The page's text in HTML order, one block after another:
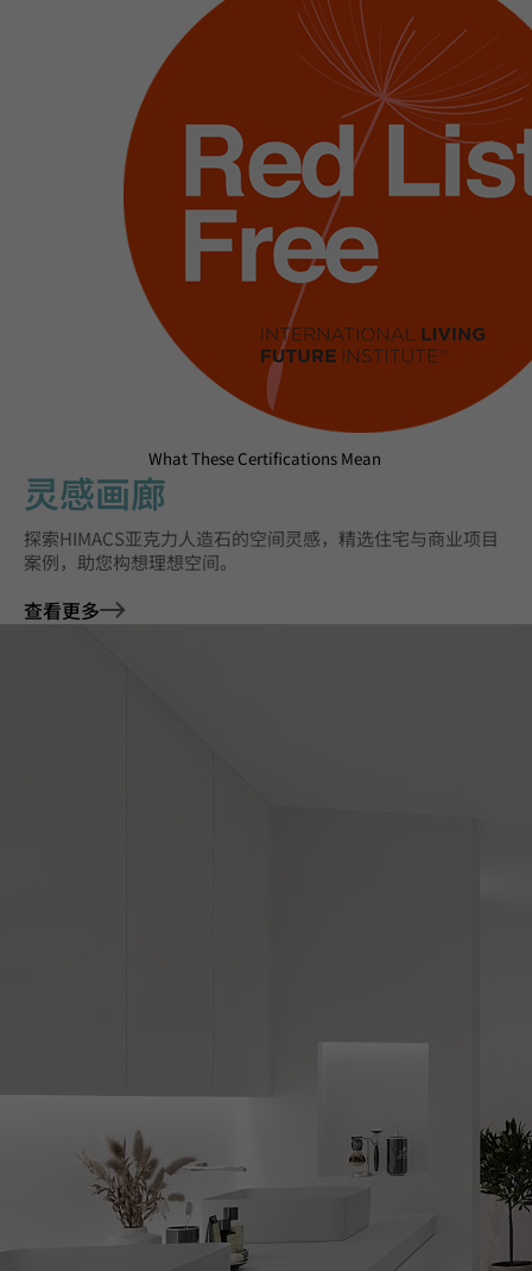
What These Certifications Mean
灵感画廊
探索HIMACS亚克力人造石的空间灵感，精选住宅与商业项目
案例，助您构想理想空间。
查看更多